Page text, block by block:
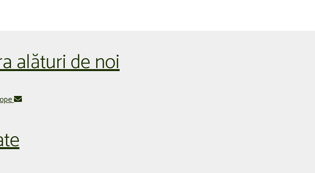
alături de noi